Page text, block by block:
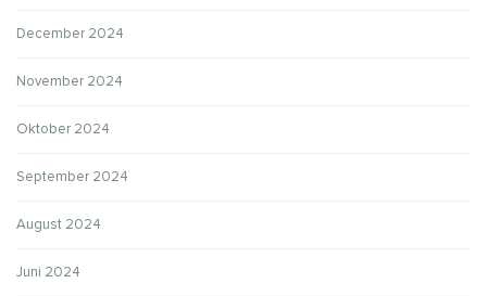
December 2024
November 2024
Oktober 2024
September 2024
August 2024
Juni 2024